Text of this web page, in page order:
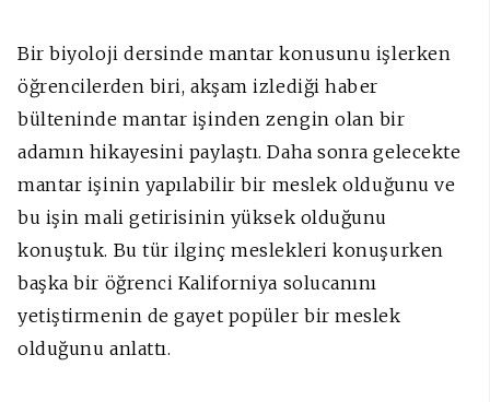
Bir biyoloji dersinde mantar konusunu işlerken
öğrencilerden biri, akşam izlediği haber
bülteninde mantar işinden zengin olan bir
adamın hikayesini paylaştı. Daha sonra gelecekte
mantar işinin yapılabilir bir meslek olduğunu ve
bu işin mali getirisinin yüksek olduğunu
konuştuk. Bu tür ilginç meslekleri konuşurken
başka bir öğrenci Kaliforniya solucanını
yetiştirmenin de gayet popüler bir meslek
olduğunu anlattı.